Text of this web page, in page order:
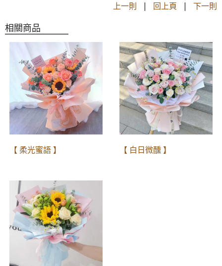
上一則 | 回上頁 | 下一則
相關商品
【 柔光蜜語 】 【 白日微醺 】